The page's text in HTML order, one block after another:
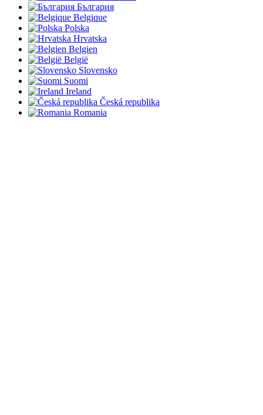
България
Belgique
Polska
Hrvatska
Belgien
België
Slovensko
Suomi
Ireland
Česká republika
Romania